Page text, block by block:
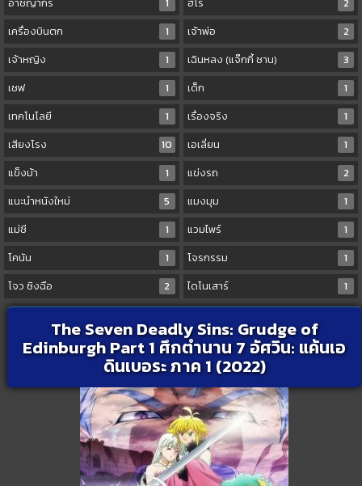
เครื่องบินตก
1 เจ้าพ่อ
2
เจ้าหญิง
1 เฉินหลง (แจ๊กกี้ ชาน)
3
เชฟ
1 เด็ก
1
เทคโนโลยี
1 เรื่องจริง
1
เสียงโรง
10 เอเลี่ยน
1
แข็งม้า
1 แข่งรถ
2
แนะนำหนังใหม่
5 แมงมุม
1
แม่ชี
1 แวมไพร์
1
โคนัน
1 โจรกรรม
1
โจว ซิงฉือ
2 ไดโนเสาร์ 1
The Seven Deadly Sins: Grudge of
Edinburgh Part 1 ศึกตำนาน 7 อัศวิน: แค้นเอ
ดินเบอระ ภาค 1 (2022)